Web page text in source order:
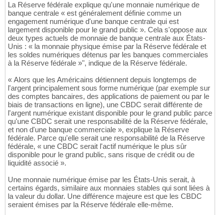
La Réserve fédérale explique qu'une monnaie numérique de
banque centrale « est généralement définie comme un
engagement numérique d'une banque centrale qui est
largement disponible pour le grand public ». Cela s'oppose aux
deux types actuels de monnaie de banque centrale aux États-
Unis : « la monnaie physique émise par la Réserve fédérale et
les soldes numériques détenus par les banques commerciales
à la Réserve fédérale »", indique de la Réserve fédérale.
« Alors que les Américains détiennent depuis longtemps de
l'argent principalement sous forme numérique (par exemple sur
des comptes bancaires, des applications de paiement ou par le
biais de transactions en ligne), une CBDC serait différente de
l'argent numérique existant disponible pour le grand public parce
qu'une CBDC serait une responsabilité de la Réserve fédérale,
et non d'une banque commerciale », explique la Réserve
fédérale. Parce qu'elle serait une responsabilité de la Réserve
fédérale, « une CBDC serait l'actif numérique le plus sûr
disponible pour le grand public, sans risque de crédit ou de
liquidité associé ».
Une monnaie numérique émise par les États-Unis serait, à
certains égards, similaire aux monnaies stables qui sont liées à
la valeur du dollar. Une différence majeure est que les CBDC
seraient émises par la Réserve fédérale elle-même.